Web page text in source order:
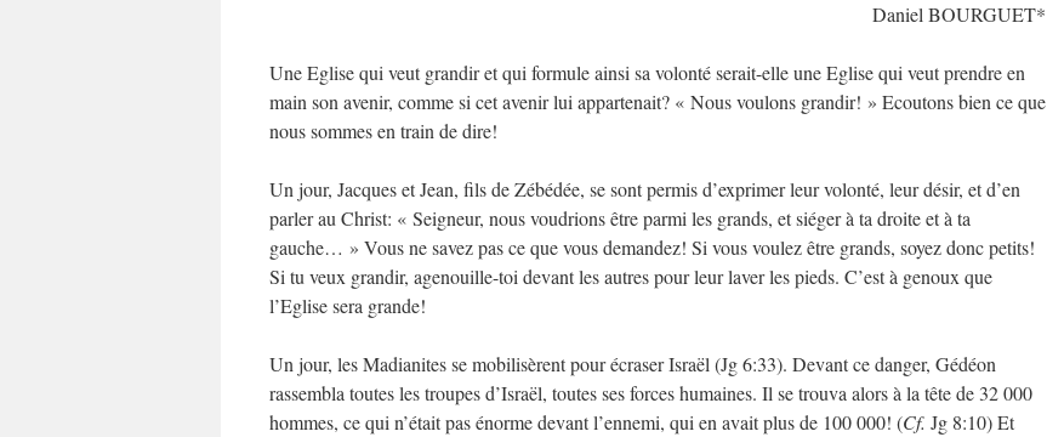
Daniel BOURGUET*
Une Eglise qui veut grandir et qui formule ainsi sa volonté serait-elle une Eglise qui veut prendre en
main son avenir, comme si cet avenir lui appartenait? « Nous voulons grandir! » Ecoutons bien ce que
nous sommes en train de dire!
Un jour, Jacques et Jean, fils de Zébédée, se sont permis d’exprimer leur volonté, leur désir, et d’en
parler au Christ: « Seigneur, nous voudrions être parmi les grands, et siéger à ta droite et à ta
gauche… » Vous ne savez pas ce que vous demandez! Si vous voulez être grands, soyez donc petits!
Si tu veux grandir, agenouille-toi devant les autres pour leur laver les pieds. C’est à genoux que
l’Eglise sera grande!
Un jour, les Madianites se mobilisèrent pour écraser Israël (Jg 6:33). Devant ce danger, Gédéon
rassembla toutes les troupes d’Israël, toutes ses forces humaines. Il se trouva alors à la tête de 32 000
hommes, ce qui n’était pas énorme devant l’ennemi, qui en avait plus de 100 000! (Cf. Jg 8:10) Et